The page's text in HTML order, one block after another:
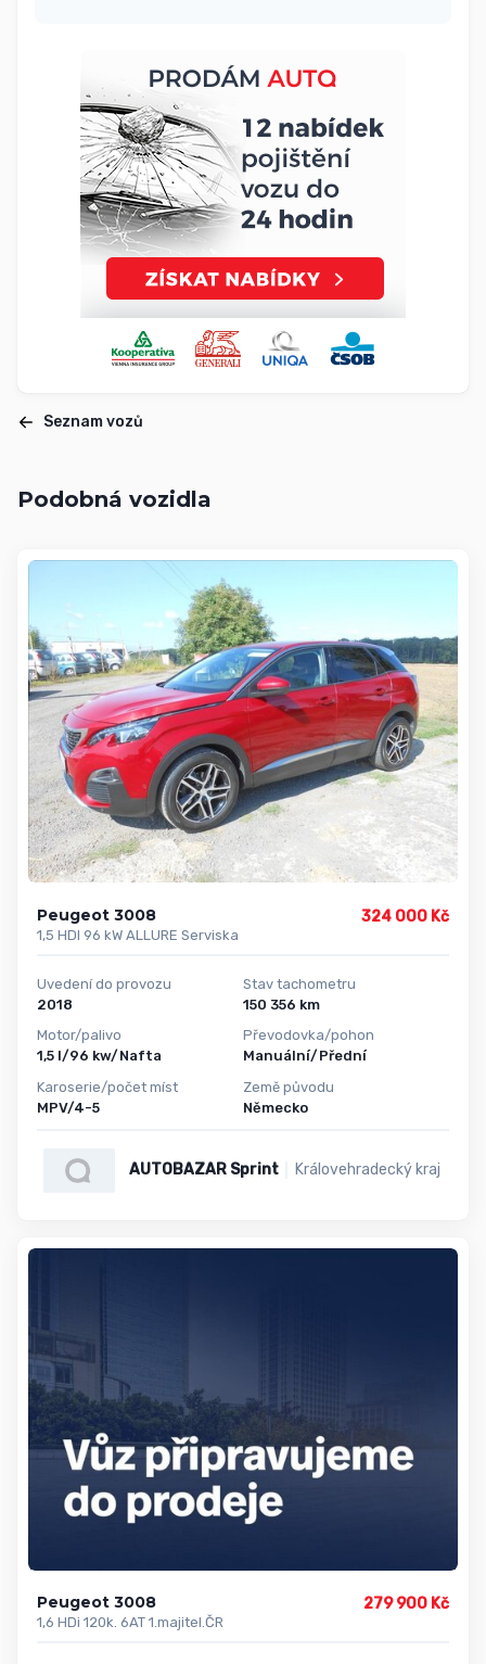
Seznam vozů
Podobná vozidla
Peugeot 3008
1,5 HDI 96 kW ALLURE Serviska
324 000 Kč
Uvedení do provozu
2018
Motor/palivo
1,5 l/96 kw/Nafta
Karoserie/počet míst
MPV/4-5
Stav tachometru
150 356 km
Převodovka/pohon
Manuální/Přední
Země původu
Německo
AUTOBAZAR Sprint Královehradecký kraj
Peugeot 3008
1,6 HDi 120k. 6AT 1.majitel.ČR
279 900 Kč